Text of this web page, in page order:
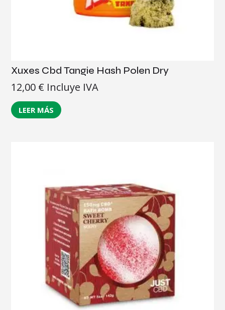
Xuxes Cbd Tangie Hash Polen Dry
12,00 € Incluye IVA
LEER MÁS